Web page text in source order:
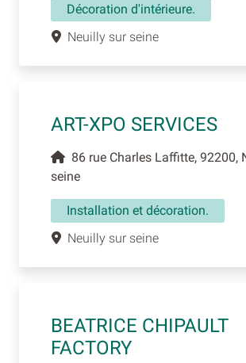
Décoration d'intérieure.
Neuilly sur seine
ART-XPO SERVICES
86 rue Charles Laffitte, 92200,
seine
Installation et décoration.
Neuilly sur seine
BEATRICE CHIPAULT
FACTORY